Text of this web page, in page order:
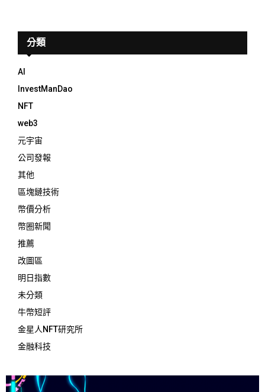
分類
AI
InvestManDao
NFT
web3
元宇宙
公司發報
其他
區塊鏈技術
幣價分析
幣圈新聞
推薦
改圖區
明日指數
未分類
牛幣短評
金星人NFT研究所
金融科技